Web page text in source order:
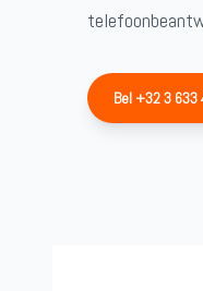
Bel +32 3 633